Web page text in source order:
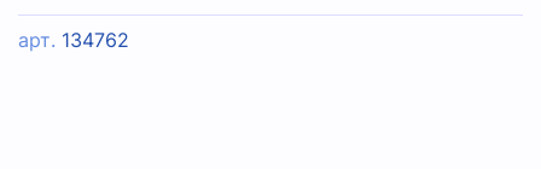
арт. 134762